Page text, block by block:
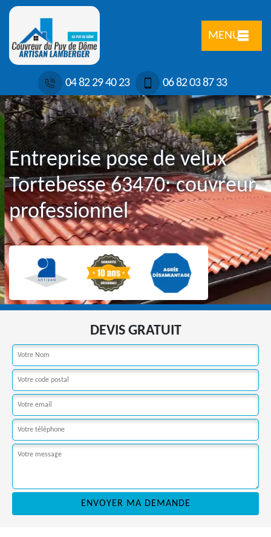
MENU
04 82 29 40 23 06 82 03 87 33
Entreprise pose de velux
Tortebesse 63470: couvreur
professionnel
DEVIS GRATUIT